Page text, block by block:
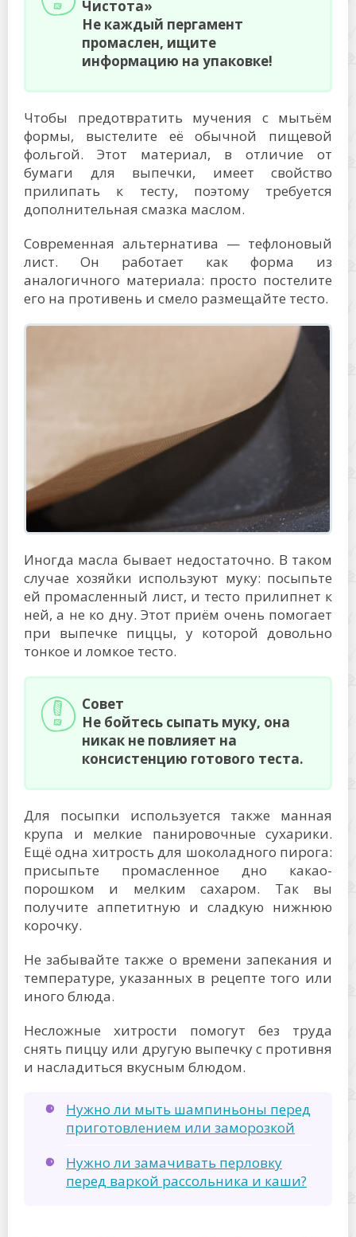
Чистота»
Не каждый пергамент
промаслен, ищите
информацию на упаковке!
Чтобы предотвратить мучения с мытьём
формы, выстелите её обычной пищевой
фольгой. Этот материал, в отличие от
бумаги для выпечки, имеет свойство
прилипать к тесту, поэтому требуется
дополнительная смазка маслом.
Современная альтернатива — тефлоновый
лист. Он работает как форма из
аналогичного материала: просто постелите
его на противень и смело размещайте тесто.
Иногда масла бывает недостаточно. В таком
случае хозяйки используют муку: посыпьте
ей промасленный лист, и тесто прилипнет к
ней, а не ко дну. Этот приём очень помогает
при выпечке пиццы, у которой довольно
тонкое и ломкое тесто.
Совет
Не бойтесь сыпать муку, она
никак не повлияет на
консистенцию готового теста.
Для посыпки используется также манная
крупа и мелкие панировочные сухарики.
Ещё одна хитрость для шоколадного пирога:
присыпьте промасленное дно какао-
порошком и мелким сахаром. Так вы
получите аппетитную и сладкую нижнюю
корочку.
Не забывайте также о времени запекания и
температуре, указанных в рецепте того или
иного блюда.
Несложные хитрости помогут без труда
снять пиццу или другую выпечку с противня
и насладиться вкусным блюдом.
Нужно ли мыть шампиньоны перед
приготовлением или заморозкой
Нужно ли замачивать перловку
перед варкой рассольника и каши?